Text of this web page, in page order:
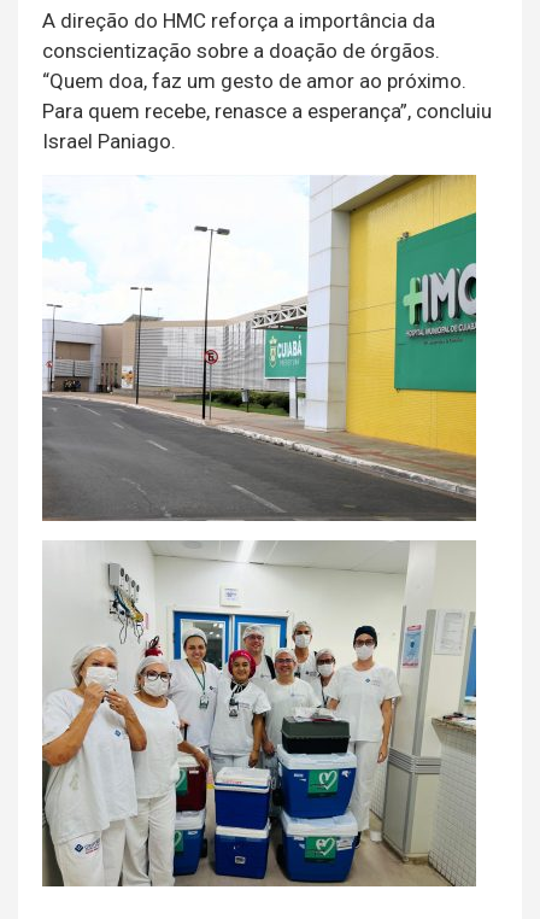
A direção do HMC reforça a importância da
conscientização sobre a doação de órgãos.
“Quem doa, faz um gesto de amor ao próximo.
Para quem recebe, renasce a esperança”, concluiu
Israel Paniago.